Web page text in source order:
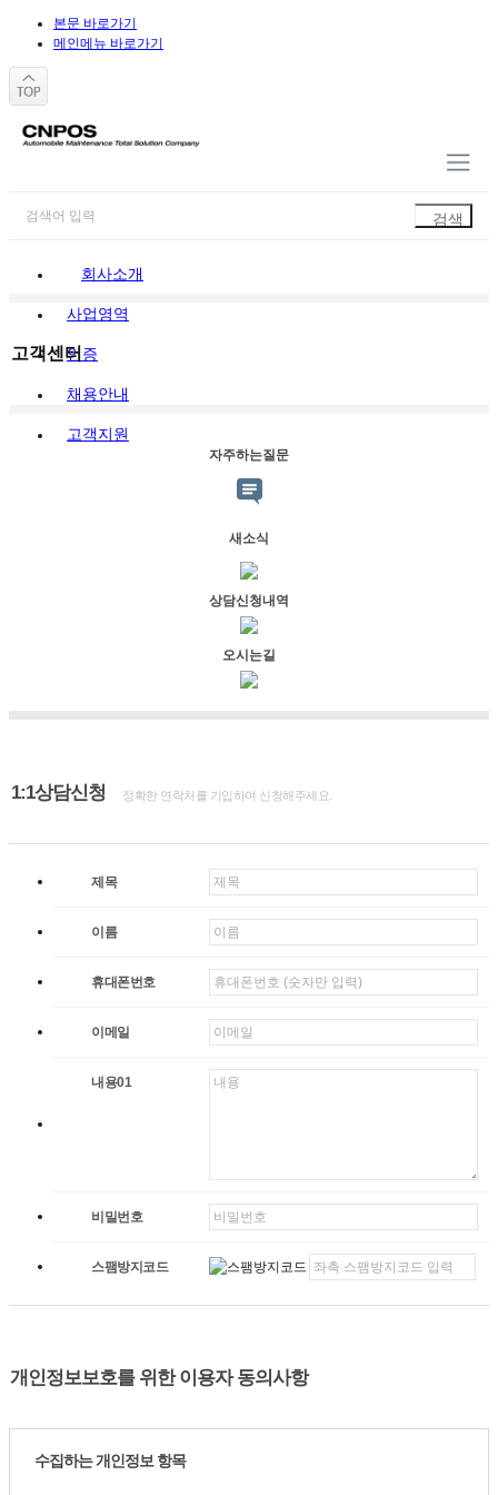
본문 바로가기
메인메뉴 바로가기
회사소개
사업영역
인증
채용안내
고객지원
고객센터
자주하는질문
새소식
상담신청내역
오시는길
1:1상담신청 정확한 연락처를 기입하여 신청해주세요.
제목
이름
휴대폰번호
이메일
내용01
비밀번호
스팸방지코드
개인정보보호를 위한 이용자 동의사항
수집하는 개인정보 항목